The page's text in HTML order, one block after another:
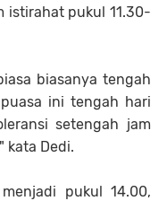
istirahat pukul 11.30-
biasanya tengah
ini tengah hari
setengah jam
kata Dedi.
pukul 14.00,